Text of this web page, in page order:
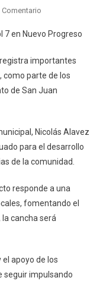
ComentarioEn
Construcción
Cancha
De
Fútbol
Nuevo
Progreso
en Nuevo Progreso
importantes
como parte de los
de San Juan
Nicolás Alavez
para el desarrollo
de la comunidad.
responde a una
fomentando el
cancha será
apoyo de los
seguir impulsando